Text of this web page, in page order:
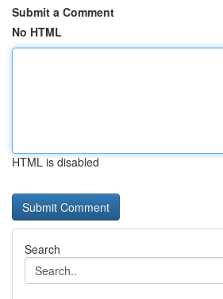
Submit a Comment
No HTML
HTML is disabled
Search